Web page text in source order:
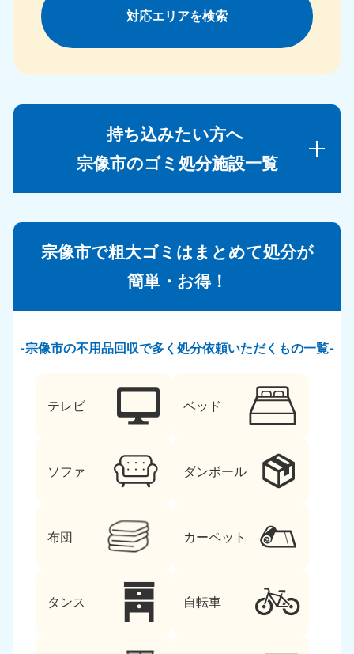
対応エリアを検索
持ち込みたい方へ
宗像市のゴミ処分施設一覧
宗像市で粗大ゴミはまとめて処分が
簡単・お得！
宗像市の不用品回収で多く処分依頼いただくもの一覧
テレビ ベッド
ソファ ダンボール
布団 カーペット
タンス 自転車